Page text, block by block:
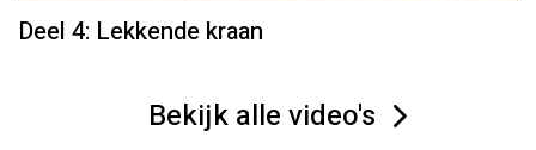
Deel 4: Lekkende kraan
Bekijk alle video's